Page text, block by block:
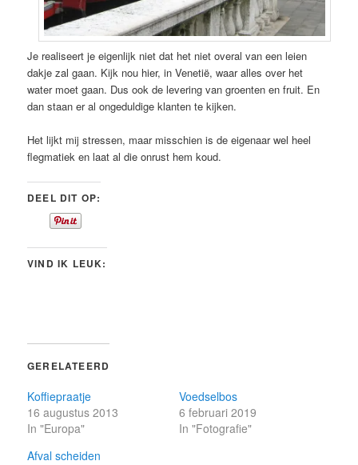
Je realiseert je eigenlijk niet dat het niet overal van een leien
dakje zal gaan. Kijk nou hier, in Venetië, waar alles over het
water moet gaan. Dus ook de levering van groenten en fruit. En
dan staan er al ongeduldige klanten te kijken.
Het lijkt mij stressen, maar misschien is de eigenaar wel heel
flegmatiek en laat al die onrust hem koud.
DEEL DIT OP:
VIND IK LEUK:
GERELATEERD
Koffiepraatje
16 augustus 2013
In "Europa"
Voedselbos
6 februari 2019
In "Fotografie"
Afval scheiden